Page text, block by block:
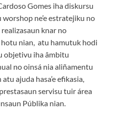
Gomes iha diskursu
ne’e estratejiku no
knar no
nian, atu hamutuk hodi
objetivu iha âmbitu
no oinsá nia aliñamentu
ajuda hasa’e efikasia,
servisu tuir área
Públika nian.